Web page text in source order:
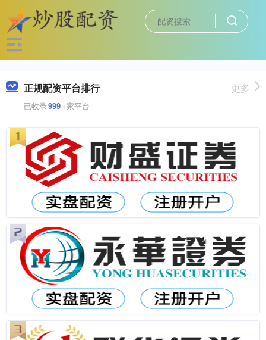
正规配资平台排行
已收录999+家平台
更多